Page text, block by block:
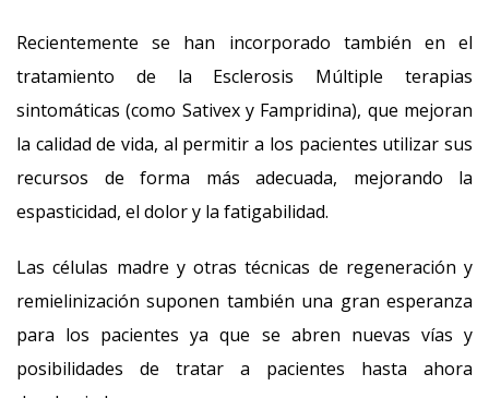
Recientemente se han incorporado también en el
tratamiento de la Esclerosis Múltiple terapias
sintomáticas (como Sativex y Fampridina), que mejoran
la calidad de vida, al permitir a los pacientes utilizar sus
recursos de forma más adecuada, mejorando la
espasticidad, el dolor y la fatigabilidad.
Las células madre y otras técnicas de regeneración y
remielinización suponen también una gran esperanza
para los pacientes ya que se abren nuevas vías y
posibilidades de tratar a pacientes hasta ahora